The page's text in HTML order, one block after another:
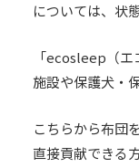
については、状
「ecosleep（
施設や保護犬・
こちらから布団
直接貢献できる